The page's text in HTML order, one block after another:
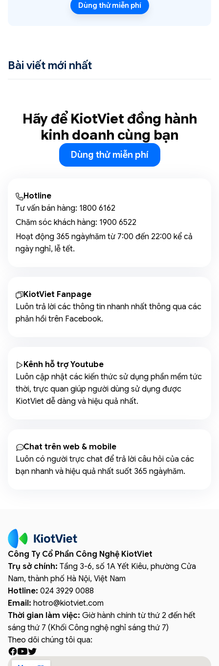
Dùng thử miễn phí
Bài viết mới nhất
Hãy để KiotViet đồng hành
kinh doanh cùng bạn
Dùng thử miễn phí
Hotline
Tư vấn bán hàng: 1800 6162
Chăm sóc khách hàng: 1900 6522
Hoạt động 365 ngày/năm từ 7:00 đến 22:00 kể cả
ngày nghỉ, lễ tết.
KiotViet Fanpage
Luôn trả lời các thông tin nhanh nhất thông qua các
phản hồi trên Facebook.
Kênh hỗ trợ Youtube
Luôn cập nhật các kiến thức sử dụng phần mềm tức
thời, trực quan giúp người dùng sử dụng được
KiotViet dễ dàng và hiệu quả nhất.
Chat trên web & mobile
Luôn có người trực chat để trả lời câu hỏi của các
bạn nhanh và hiệu quả nhất suốt 365 ngày/năm.
Công Ty Cổ Phần Công Nghệ KiotViet
Trụ sở chính: Tầng 3-6, số 1A Yết Kiêu, phường Cửa
Nam, thành phố Hà Nội, Việt Nam
Hotline: 024 3929 0088
Email: hotro@kiotviet.com
Thời gian làm việc: Giờ hành chính từ thứ 2 đến hết
sáng thứ 7 (Khối Công nghệ nghỉ sáng thứ 7)
Theo dõi chúng tôi qua: